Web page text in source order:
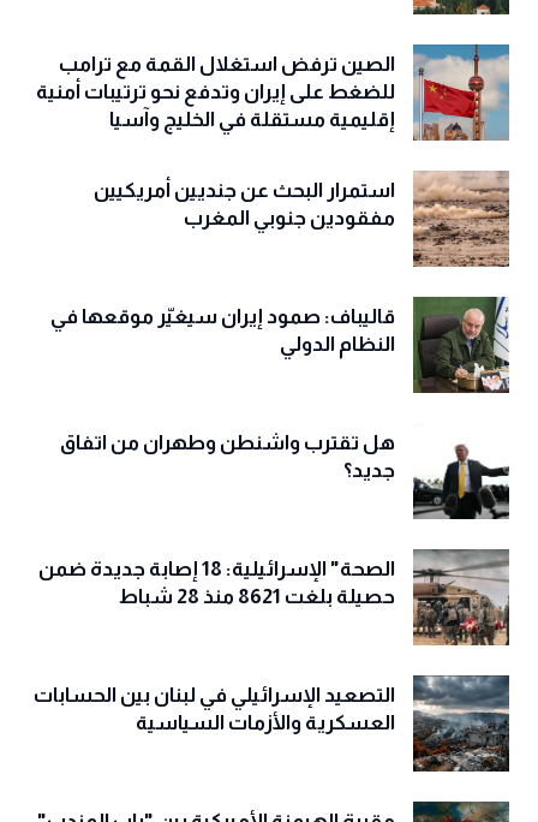
الصين ترفض استغلال القمة مع ترامب
للضغط على إيران وتدفع نحو ترتيبات أمنية
إقليمية مستقلة في الخليج وآسيا
استمرار البحث عن جنديين أمريكيين
مفقودين جنوبي المغرب
قاليباف: صمود إيران سيغيّر موقعها في
النظام الدولي
هل تقترب واشنطن وطهران من اتفاق
جديد؟
الصحة" الإسرائيلية: 18 إصابة جديدة ضمن
حصيلة بلغت 8621 منذ 28 شباط
التصعيد الإسرائيلي في لبنان بين الحسابات
العسكرية والأزمات السياسية